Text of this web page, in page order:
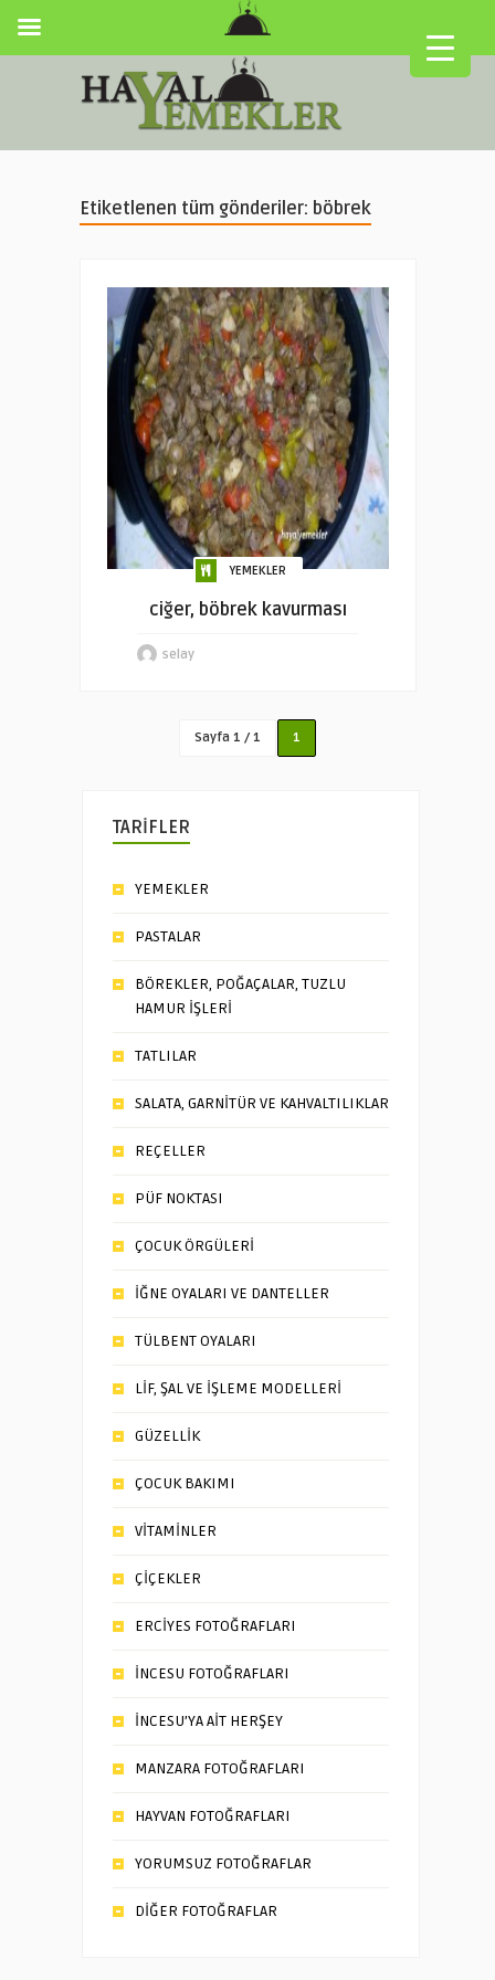
Etiketlenen tüm gönderiler: böbrek
YEMEKLER
ciğer, böbrek kavurması
selay
Sayfa 1 / 1 1
TARİFLER
YEMEKLER
PASTALAR
BÖREKLER, POĞAÇALAR, TUZLU
HAMUR İŞLERİ
TATLILAR
SALATA, GARNİTÜR VE KAHVALTILIKLAR
REÇELLER
PÜF NOKTASI
ÇOCUK ÖRGÜLERİ
İĞNE OYALARI VE DANTELLER
TÜLBENT OYALARI
LİF, ŞAL VE İŞLEME MODELLERİ
GÜZELLİK
ÇOCUK BAKIMI
VİTAMİNLER
ÇİÇEKLER
ERCİYES FOTOĞRAFLARI
İNCESU FOTOĞRAFLARI
İNCESU’YA AİT HERŞEY
MANZARA FOTOĞRAFLARI
HAYVAN FOTOĞRAFLARI
YORUMSUZ FOTOĞRAFLAR
DİĞER FOTOĞRAFLAR